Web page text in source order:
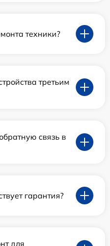
техники?
третьим
связь в
гарантия?
для